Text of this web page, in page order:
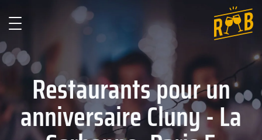
Restaurants pour un
anniversaire Cluny - La